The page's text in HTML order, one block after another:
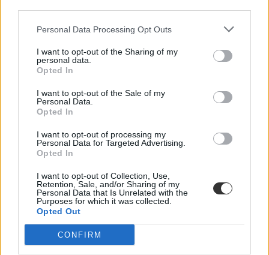
Personal Data Processing Opt Outs
I want to opt-out of the Sharing of my
personal data.
Opted In
I want to opt-out of the Sale of my
Personal Data.
Opted In
I want to opt-out of processing my
Personal Data for Targeted Advertising.
Opted In
I want to opt-out of Collection, Use,
Retention, Sale, and/or Sharing of my
Personal Data that Is Unrelated with the
Purposes for which it was collected.
Opted Out
CONFIRM